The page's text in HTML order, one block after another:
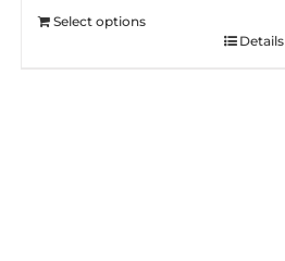
Select options
Details